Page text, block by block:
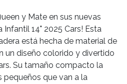
y Mate en sus nuevas
14" 2025 Cars! Esta
está hecha de material de
un diseño colorido y divertido
Su tamaño compacto la
pequeños que van a la